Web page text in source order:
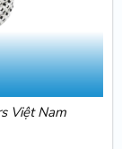
Việt Nam